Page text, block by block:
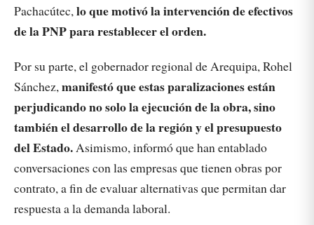
Pachacútec,lo que motivó la intervención de efectivos
de la PNP para restablecer el orden.
Por su parte, el gobernador regional de Arequipa, Rohel
Sánchez,manifestó que estas paralizaciones están
perjudicando no solo la ejecución de la obra, sino
también el desarrollo de la región y el presupuesto
del Estado.Asimismo, informó que han entablado
conversaciones con las empresas que tienen obras por
contrato, a fin de evaluar alternativas que permitan dar
respuesta a la demanda laboral.